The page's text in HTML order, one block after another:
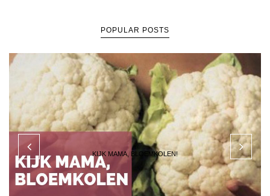
POPULAR POSTS
KIJK MAMA, BLOEMKOLEN!